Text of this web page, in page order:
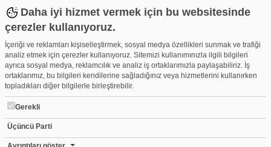
Daha iyi hizmet vermek için bu websitesinde
çerezler kullanıyoruz.
İçeriği ve reklamları kişiselleştirmek, sosyal medya özellikleri sunmak ve trafiği
analiz etmek için çerezler kullanıyoruz. Sitemizi kullanımınızla ilgili bilgileri
ayrıca sosyal medya, reklamcılık ve analiz iş ortaklarımızla paylaşabiliriz. İş
ortaklarımız, bu bilgileri kendilerine sağladığınız veya hizmetlerini kullanırken
topladıkları diğer bilgilerle birleştirebilir.
Gerekli
Üçüncü Parti
Soner Sarıkabadayı - Tekamül (Official Video)